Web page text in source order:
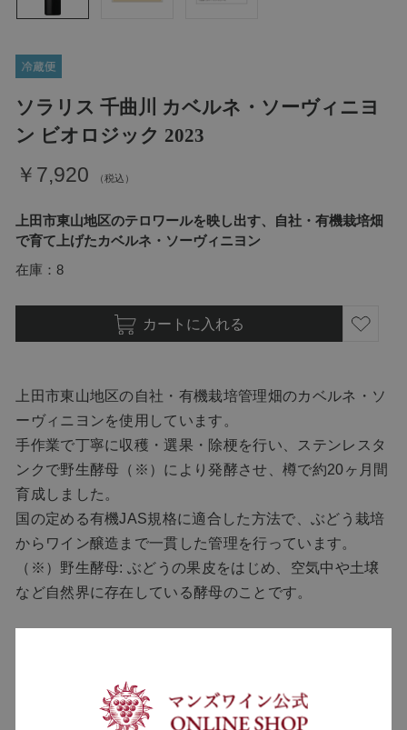
ソラリス 千曲川 カベルネ・ソーヴィニヨ
ン ビオロジック 2023
上田市東山地区のテロワールを映し出す、自社・有機栽培畑
で育て上げたカベルネ・ソーヴィニヨン
￥7,920
在庫 8
カートに入れる
上田市東山地区の自社・有機栽培管理畑のカベルネ・ソ
ーヴィニヨンを使用しています。
手作業で丁寧に収穫・選果・除梗を行い、ステンレスタ
ンクで野生酵母（※）により発酵させ、樽で約20ヶ月間
育成しました。
国の定める有機JAS規格に適合した方法で、ぶどう栽培
からワイン醸造まで一貫した管理を行っています。
（※）野生酵母: ぶどうの果皮をはじめ、空気中や土壌
など自然界に存在している酵母のことです。
りが感じられ、中盤には針葉樹やシダ、ロースト香とと
もに後半にかけて清涼感が感じられます。